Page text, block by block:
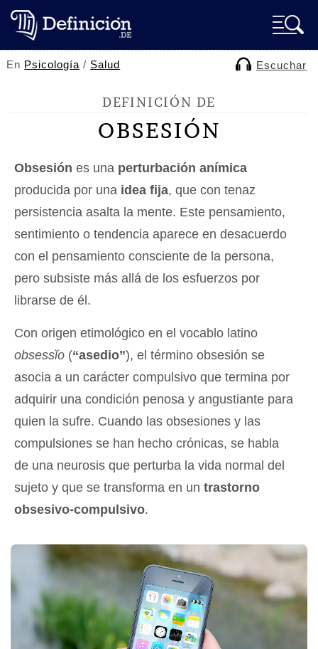
En Psicología / Salud Escuchar
DEFINICIÓN DE
OBSESIÓN
Obsesión es una perturbación anímica
producida por una idea fija, que con tenaz
persistencia asalta la mente. Este pensamiento,
sentimiento o tendencia aparece en desacuerdo
con el pensamiento consciente de la persona,
pero subsiste más allá de los esfuerzos por
librarse de él.
Con origen etimológico en el vocablo latino
obsessĭo (“asedio”), el término obsesión se
asocia a un carácter compulsivo que termina por
adquirir una condición penosa y angustiante para
quien la sufre. Cuando las obsesiones y las
compulsiones se han hecho crónicas, se habla
de una neurosis que perturba la vida normal del
sujeto y que se transforma en un trastorno
obsesivo-compulsivo.